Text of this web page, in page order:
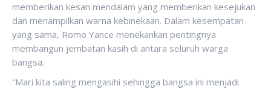
memberikan kesan mendalam yang memberikan kesejukan
dan menampilkan warna kebinekaan. Dalam kesempatan
yang sama, Romo Yance menekankan pentingnya
membangun jembatan kasih di antara seluruh warga
bangsa.
“Mari kita saling mengasihi sehingga bangsa ini menjadi